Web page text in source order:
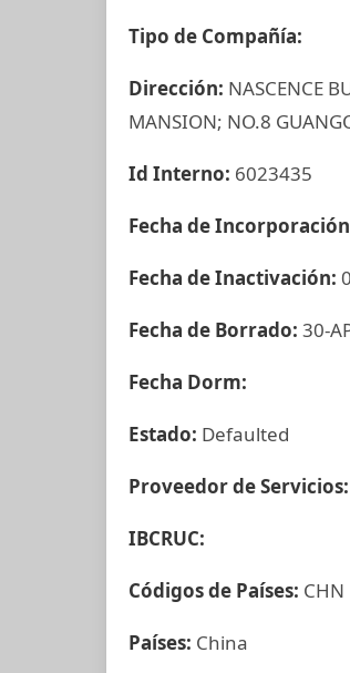
Tipo de Compañía:
Dirección: NASCENCE
MANSION; NO.8
Id Interno: 6023435
Fecha de
Fecha de Inactivación:
Fecha de Borrado: 30-
Fecha Dorm:
Estado: Defaulted
Proveedor de Servicios:
IBCRUC:
Códigos de Países: CHN
Países: China